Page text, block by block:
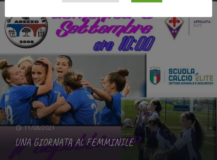
11/08/2021
UNA GIORNATA AL FEMMINILE